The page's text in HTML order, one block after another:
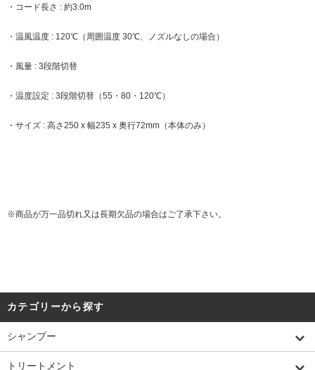
・コード長さ : 約3.0m
・温風温度 : 120℃（周囲温度 30℃、ノズルなしの場合）
・風量 : 3段階切替
・温度設定 : 3段階切替（55・80・120℃）
・サイズ : 高さ250 x 幅235 x 奥行72mm（本体のみ）
※商品が万一品切れ又は長期欠品の場合はご了承下さい。
カテゴリーから探す
シャンプー
トリートメント